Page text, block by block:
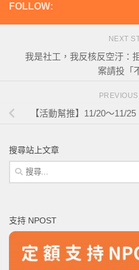
FOLLOW:
NEXT
我是社工，我反核反空汙：
案請投「
【活動幫推】11/20～11/
搜尋站上文章
搜
尋
字:
支持 NPOST